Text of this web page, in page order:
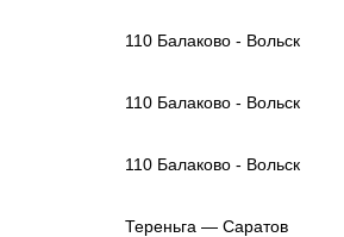
110 Балаково - Вольск
110 Балаково - Вольск
110 Балаково - Вольск
Тереньга — Саратов